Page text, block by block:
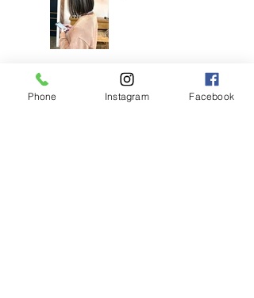
耳ツボジュエリーは
じめました！
Phone Instagram Facebook